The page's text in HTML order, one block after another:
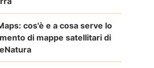
cos'è e a cosa serve lo
di mappe satellitari di